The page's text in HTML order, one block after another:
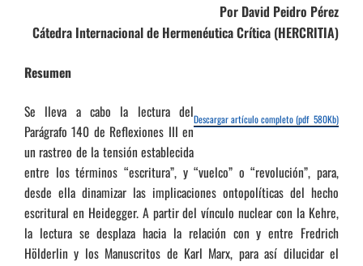
Por David Peidro Pérez
Cátedra Internacional de Hermenéutica Crítica (HERCRITIA)
Descargar artículo completo (pdf 580Kb)
Resumen
Se lleva a cabo la lectura del
Parágrafo 140 de Reflexiones III en
un rastreo de la tensión establecida
entre los términos “escritura”, y “vuelco” o “revolución”, para,
desde ella dinamizar las implicaciones ontopolíticas del hecho
escritural en Heidegger. A partir del vínculo nuclear con la Kehre,
la lectura se desplaza hacia la relación con y entre Fredrich
Hölderlin y los Manuscritos de Karl Marx, para así dilucidar el